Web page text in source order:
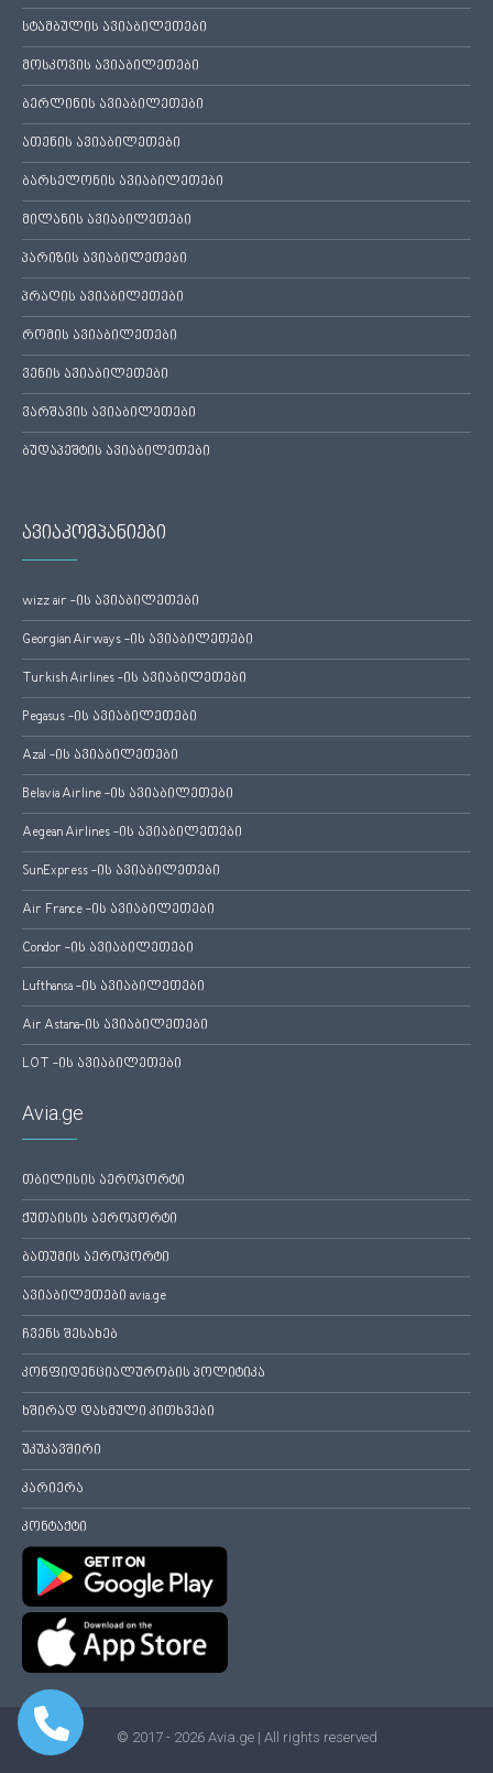
სტამბულის ავიაბილეთები
მოსკოვის ავიაბილეთები
ბერლინის ავიაბილეთები
ათენის ავიაბილეთები
ბარსელონის ავიაბილეთები
მილანის ავიაბილეთები
პარიზის ავიაბილეთები
პრაღის ავიაბილეთები
რომის ავიაბილეთები
ვენის ავიაბილეთები
ვარშავის ავიაბილეთები
ბუდაპეშტის ავიაბილეთები
ავიაკომპანიები
wizz air -ის ავიაბილეთები
Georgian Airways -ის ავიაბილეთები
Turkish Airlines -ის ავიაბილეთები
Pegasus -ის ავიაბილეთები
Azal -ის ავიაბილეთები
Belavia Airline -ის ავიაბილეთები
Aegean Airlines -ის ავიაბილეთები
SunExpress -ის ავიაბილეთები
Air France -ის ავიაბილეთები
Condor -ის ავიაბილეთები
Lufthansa -ის ავიაბილეთები
Air Astana-ის ავიაბილეთები
LOT -ის ავიაბილეთები
Avia.ge
თბილისის აეროპორტი
ქუთაისის აეროპორტი
ბათუმის აეროპორტი
ავიაბილეთები avia.ge
ჩვენს შესახებ
კონფიდენციალურობის პოლიტიკა
ხშირად დასმული კითხვები
უკუკავშირი
კარიერა
კონტაქტი
© 2017 - 2026 Avia.ge | All rights reserved